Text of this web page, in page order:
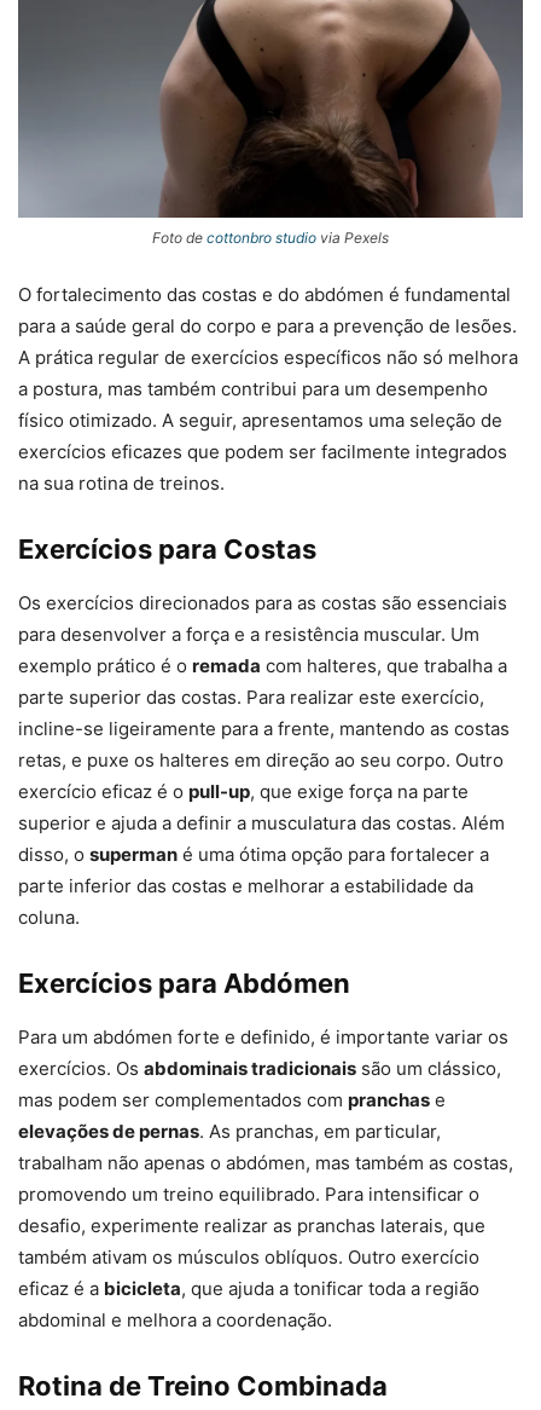
Foto de cottonbro studio via Pexels
O fortalecimento das costas e do abdómen é fundamental
para a saúde geral do corpo e para a prevenção de lesões.
A prática regular de exercícios específicos não só melhora
a postura, mas também contribui para um desempenho
físico otimizado. A seguir, apresentamos uma seleção de
exercícios eficazes que podem ser facilmente integrados
na sua rotina de treinos.
Exercícios para Costas
Os exercícios direcionados para as costas são essenciais
para desenvolver a força e a resistência muscular. Um
exemplo prático é o remada com halteres, que trabalha a
parte superior das costas. Para realizar este exercício,
incline-se ligeiramente para a frente, mantendo as costas
retas, e puxe os halteres em direção ao seu corpo. Outro
exercício eficaz é o pull-up, que exige força na parte
superior e ajuda a definir a musculatura das costas. Além
disso, o superman é uma ótima opção para fortalecer a
parte inferior das costas e melhorar a estabilidade da
coluna.
Exercícios para Abdómen
Para um abdómen forte e definido, é importante variar os
exercícios. Os abdominais tradicionais são um clássico,
mas podem ser complementados com pranchas e
elevações de pernas. As pranchas, em particular,
trabalham não apenas o abdómen, mas também as costas,
promovendo um treino equilibrado. Para intensificar o
desafio, experimente realizar as pranchas laterais, que
também ativam os músculos oblíquos. Outro exercício
eficaz é a bicicleta, que ajuda a tonificar toda a região
abdominal e melhora a coordenação.
Rotina de Treino Combinada